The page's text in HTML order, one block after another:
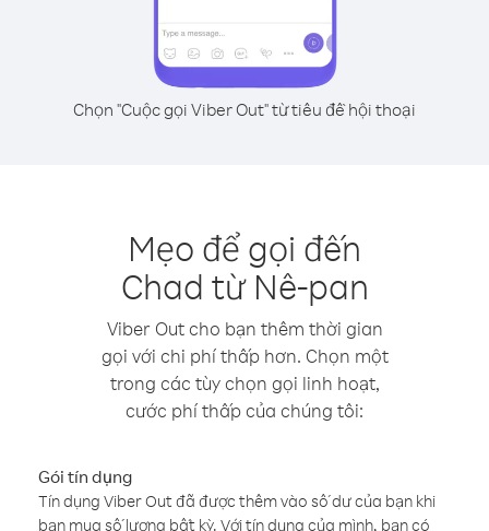
Chọn "Cuộc gọi Viber Out" từ tiêu đề hội thoại
Mẹo để gọi đến
Chad từ Nê-pan
Viber Out cho bạn thêm thời gian
gọi với chi phí thấp hơn. Chọn một
trong các tùy chọn gọi linh hoạt,
cước phí thấp của chúng tôi:
Gói tín dụng
Tín dụng Viber Out đã được thêm vào số dư của bạn khi
bạn mua số lượng bất kỳ. Với tín dụng của mình, bạn có